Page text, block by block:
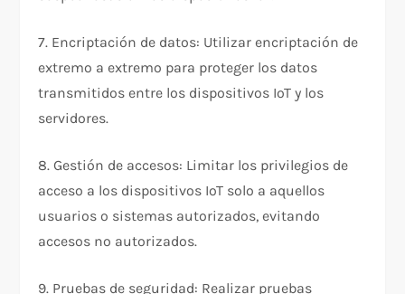
7. Encriptación de datos: Utilizar encriptación de
extremo a extremo para proteger los datos
transmitidos entre los dispositivos IoT y los
servidores.
8. Gestión de accesos: Limitar los privilegios de
acceso a los dispositivos IoT solo a aquellos
usuarios o sistemas autorizados, evitando
accesos no autorizados.
9. Pruebas de seguridad: Realizar pruebas